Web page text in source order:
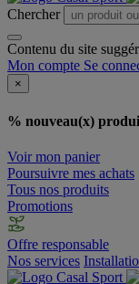
Chercher
Contenu du site
Mon compte Se
×
% nouveau(x)
Voir mon panier
Poursuivre mes achats
Tous nos produits
Promotions
Offre responsable
Nos services